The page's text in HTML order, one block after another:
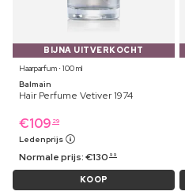
BIJNA UITVERKOCHT
Haarparfum ⋅ 100 ml
Balmain
Hair Perfume Vetiver 1974
€109 29
Ledenprijs
Normale prijs:€130 99
KOOP